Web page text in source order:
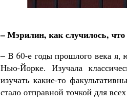
– Мэрилин, как случилось,
– В 60-е годы прошлого века я,
Нью-Йорке. Изучала
изучать какие-то
стало отправной точкой для